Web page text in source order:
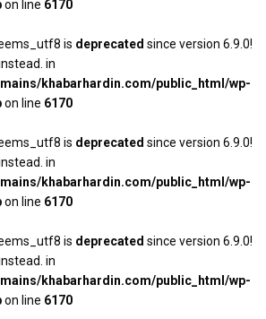
on line 6170
is deprecated since version 6.9.0!
in
khabarhardin.com/public_html/wp-
on line 6170
is deprecated since version 6.9.0!
in
khabarhardin.com/public_html/wp-
on line 6170
is deprecated since version 6.9.0!
in
khabarhardin.com/public_html/wp-
on line 6170